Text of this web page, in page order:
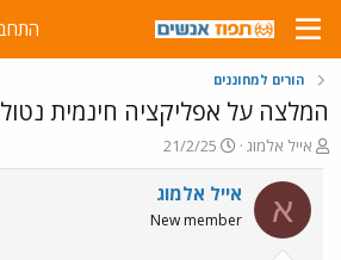
הורים למחוננים
המלצה על אפליקציה חינמית
פ
ו
ת
ח
ה
אייל אלמוג
פ
ו
ר
ם
21/2/25
א אייל אלמוג
New member